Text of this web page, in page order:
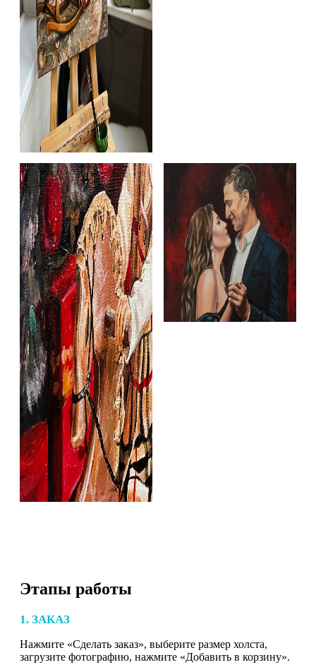
Этапы работы
1. ЗАКАЗ
Нажмите «Сделать заказ», выберите размер холста,
загрузите фотографию, нажмите «Добавить в корзину».